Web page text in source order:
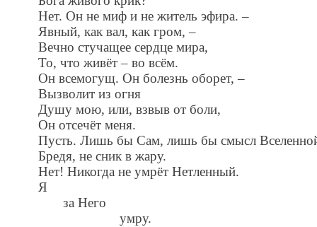
Нет. Он не миф и не житель эфира. –
Явный, как вал, как гром, –
Вечно стучащее сердце мира,
То, что живёт – во всём.
Он всемогущ. Он болезнь оборет, –
Вызволит из огня
Душу мою, или, взвыв от боли,
Он отсечёт меня.
Пусть. Лишь бы Сам, лишь бы смысл
Бредя, не сник в жару.
Нет! Никогда не умрёт Нетленный.
Я
за Него
умру.